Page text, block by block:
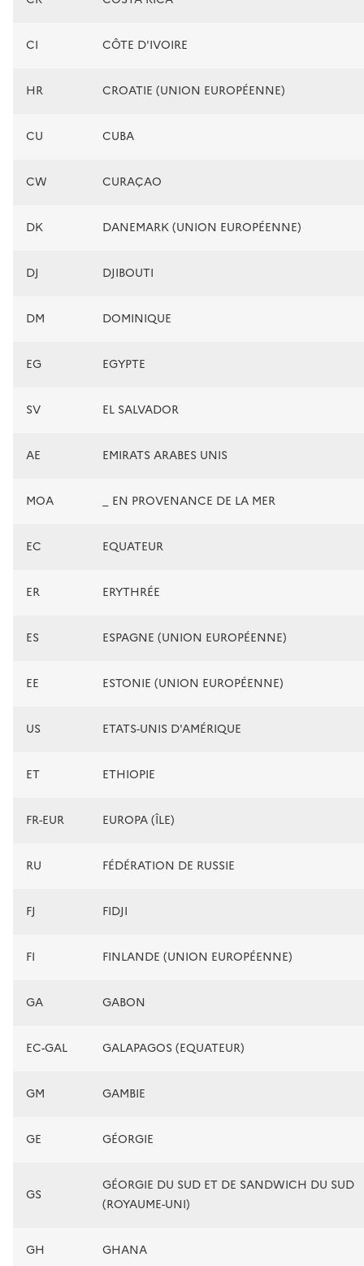
CI CÔTE D'IVOIRE
HR CROATIE (UNION EUROPÉENNE)
CU CUBA
CW CURAÇAO
DK DANEMARK (UNION EUROPÉENNE)
DJ DJIBOUTI
DM DOMINIQUE
EG EGYPTE
SV EL SALVADOR
AE EMIRATS ARABES UNIS
MOA _ EN PROVENANCE DE LA MER
EC EQUATEUR
ER ERYTHRÉE
ES ESPAGNE (UNION EUROPÉENNE)
EE ESTONIE (UNION EUROPÉENNE)
US ETATS-UNIS D'AMÉRIQUE
ET ETHIOPIE
FR-EUR EUROPA (ÎLE)
RU FÉDÉRATION DE RUSSIE
FJ FIDJI
FI FINLANDE (UNION EUROPÉENNE)
GA GABON
EC-GAL GALAPAGOS (EQUATEUR)
GM GAMBIE
GE GÉORGIE
GS
GÉORGIE DU SUD ET DE SANDWICH DU SUD
(ROYAUME-UNI)
GH GHANA